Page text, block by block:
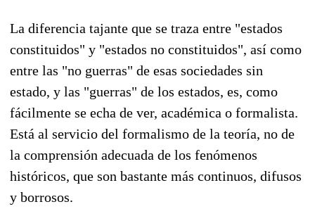
La diferencia tajante que se traza entre "estados
constituidos" y "estados no constituidos", así como
entre las "no guerras" de esas sociedades sin
estado, y las "guerras" de los estados, es, como
fácilmente se echa de ver, académica o formalista.
Está al servicio del formalismo de la teoría, no de
la comprensión adecuada de los fenómenos
históricos, que son bastante más continuos, difusos
y borrosos.